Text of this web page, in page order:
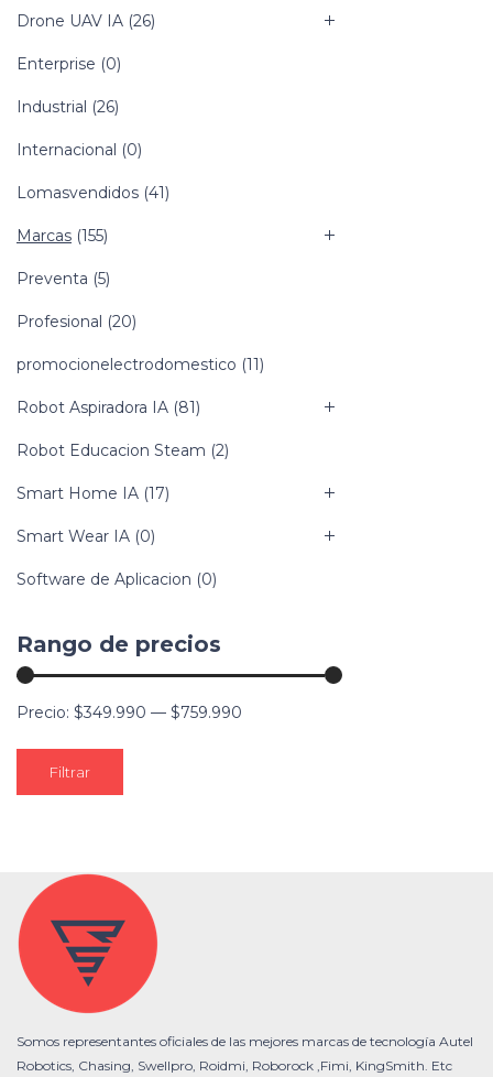
Drone UAV IA (26)
Enterprise (0)
Industrial (26)
Internacional (0)
Lomasvendidos (41)
Marcas (155)
Preventa (5)
Profesional (20)
promocionelectrodomestico (11)
Robot Aspiradora IA (81)
Robot Educacion Steam (2)
Smart Home IA (17)
Smart Wear IA (0)
Software de Aplicacion (0)
Rango de precios
Filtrar
Precio: $349.990 — $759.990
Somos representantes oficiales de las mejores marcas de tecnología Autel
Robotics, Chasing, Swellpro, Roidmi, Roborock ,Fimi, KingSmith. Etc